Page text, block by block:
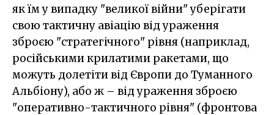
як їм у випадку "великої війни" уберігати
свою тактичну авіацію від ураження
зброєю "стратегічного" рівня (наприклад,
російськими крилатими ракетами, що
можуть долетіти від Європи до Туманного
Альбіону), або ж – від ураження зброєю
"оперативно-тактичного рівня" (фронтова